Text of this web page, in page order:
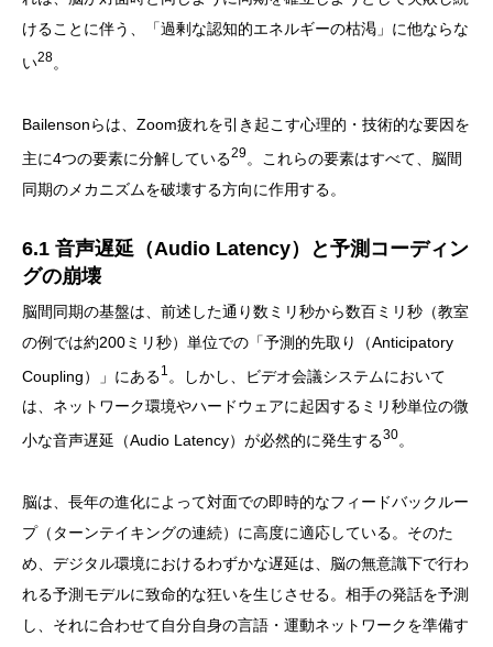
けることに伴う、「過剰な認知的エネルギーの枯渇」に他ならな
い28。
Bailensonらは、Zoom疲れを引き起こす心理的・技術的な要因を
主に4つの要素に分解している29。これらの要素はすべて、脳間
同期のメカニズムを破壊する方向に作用する。
6.1 音声遅延（Audio Latency）と予測コーディン
グの崩壊
脳間同期の基盤は、前述した通り数ミリ秒から数百ミリ秒（教室
の例では約200ミリ秒）単位での「予測的先取り（Anticipatory
Coupling）」にある1 。しかし、ビデオ会議システムにおいて
は、ネットワーク環境やハードウェアに起因するミリ秒単位の微
小な音声遅延（Audio Latency）が必然的に発生する30。
脳は、長年の進化によって対面での即時的なフィードバックルー
プ（ターンテイキングの連続）に高度に適応している。そのた
め、デジタル環境におけるわずかな遅延は、脳の無意識下で行わ
れる予測モデルに致命的な狂いを生じさせる。相手の発話を予測
し、それに合わせて自分自身の言語・運動ネットワークを準備す